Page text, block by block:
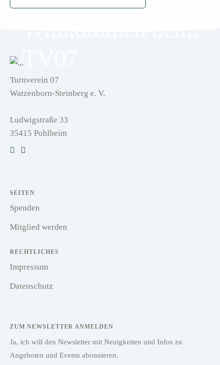
TV07
Turnverein 07
Watzenborn-Steinberg e. V.
Ludwigstraße 33
35415 Pohlheim
SEITEN
Spenden
Mitglied werden
RECHTLICHES
Impressum
Datenschutz
ZUM NEWSLETTER ANMELDEN
Ja, ich will den Newsletter mit Neuigkeiten und Infos zu
Angeboten und Events abonnieren.